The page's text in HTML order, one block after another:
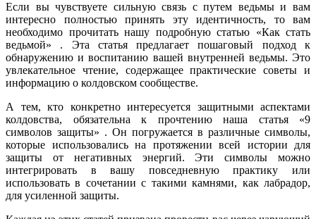
Если вы чувствуете сильную связь с путем ведьмы и вам
интересно полностью принять эту идентичность, то вам
необходимо прочитать нашу подробную статью «Как стать
ведьмой» . Эта статья предлагает пошаговый подход к
обнаружению и воспитанию вашей внутренней ведьмы. Это
увлекательное чтение, содержащее практические советы и
информацию о колдовском сообществе.
А тем, кто конкретно интересуется защитными аспектами
колдовства, обязательна к прочтению наша статья «9
символов защиты» . Он погружается в различные символы,
которые использовались на протяжении всей истории для
защиты от негативных энергий. Эти символы можно
интегрировать в вашу повседневную практику или
использовать в сочетании с такими камнями, как лабрадор,
для усиленной защиты.